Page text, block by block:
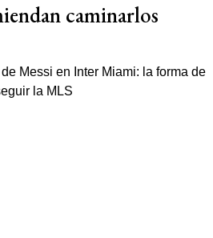
caminarlos